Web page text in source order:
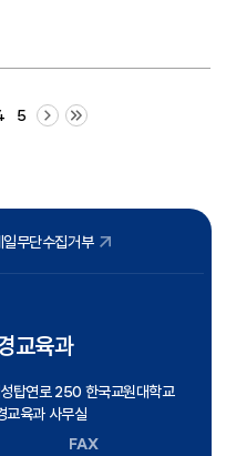
5
다음 10 페이지 끝 페이지
일무단수집거부
교육과
탑연로 250 한국교원대학교
육과 사무실
FAX